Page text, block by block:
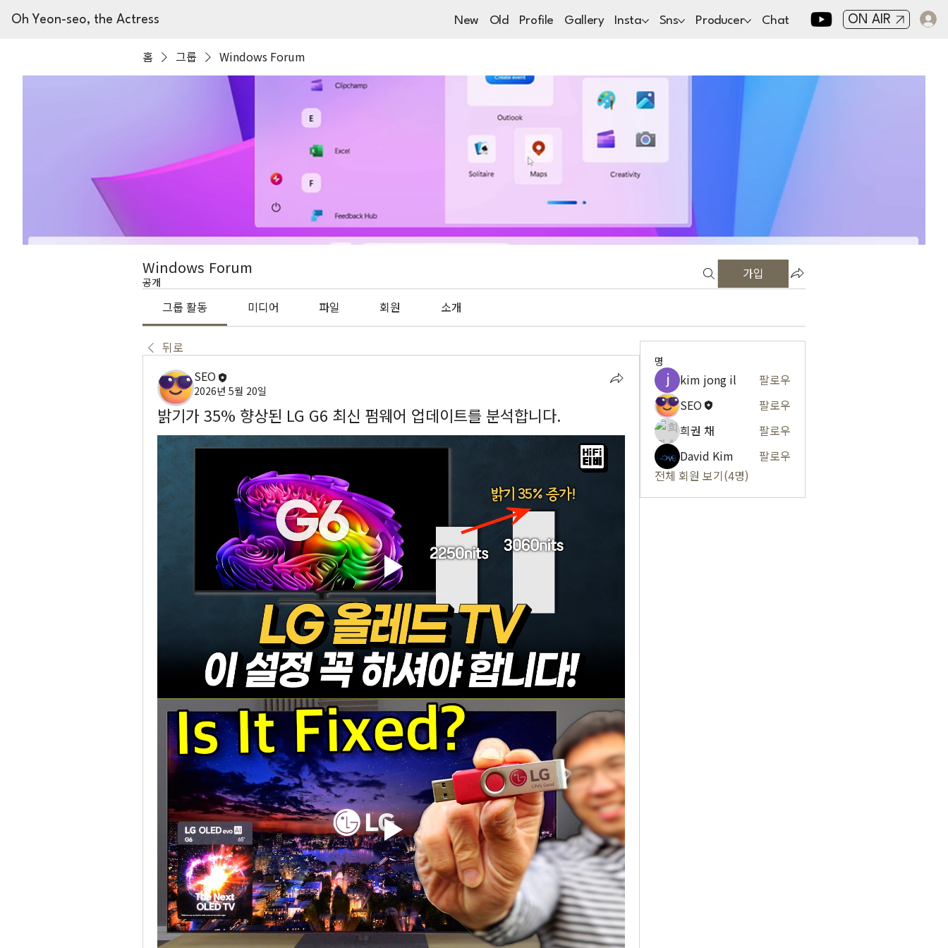
Oh Yeon-seo, the Actress New Old Profile Gallery Insta Sns Producer Chat ON AIR
홈 그룹 Windows Forum
Windows Forum
공개
가입
그룹 활동 미디어 파일 회원 소개
뒤로
SEO
2026년 5월 20일
밝기가 35% 향상된 LG G6 최신 펌웨어 업데이트를 분석합니다.
명
kim jong il
팔로우
SEO
팔로우
희권 채
팔로우
David Kim
팔로우
전체 회원 보기(4명)